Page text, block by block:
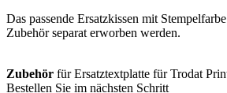
Das passende Ersatzkissen mit
Zubehör separat erworben werden.
Zubehör für Ersatztextplatte für Trodat
Bestellen Sie im nächsten Schritt